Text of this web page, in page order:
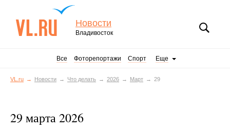
Новости
Владивосток
Все Фоторепортажи Спорт Еще
VL.ru Новости Что делать 2026 Март 29
29 марта 2026